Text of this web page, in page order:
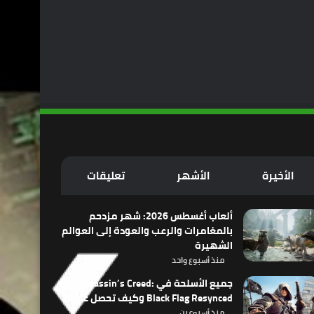
الأخيرة الأشهر تعليقات
ألعاب أغسطس 2026: شهر مزدحم
بالمغامرات والرعب والعودة إلى العوالم
الشهيرة
منذ أسبوع واحد
جميع الأسلحة في Assassin’s Creed:
Black Flag Resynced وكيف تحصل عليها